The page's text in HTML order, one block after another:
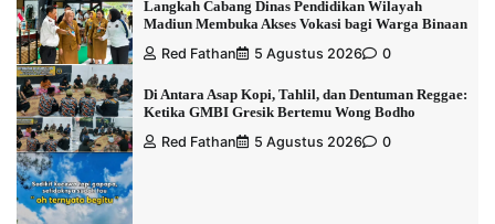
Langkah Cabang Dinas Pendidikan Wilayah
Madiun Membuka Akses Vokasi bagi Warga Binaan
Red Fathan
5 Agustus 2026 0
Di Antara Asap Kopi, Tahlil, dan Dentuman Reggae:
Ketika GMBI Gresik Bertemu Wong Bodho
Red Fathan
5 Agustus 2026 0